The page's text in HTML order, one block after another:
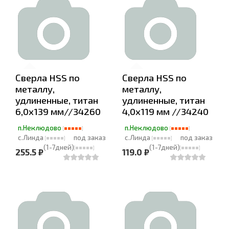
Сверла HSS по
металлу,
удлиненные, титан
6,0х139 мм//34260
п.Неклюдово
с.Линда
под заказ
(1-7дней)
255.5 ₽
Сверла HSS по
металлу,
удлиненные, титан
4,0х119 мм //34240
п.Неклюдово
с.Линда
под заказ
(1-7дней)
119.0 ₽